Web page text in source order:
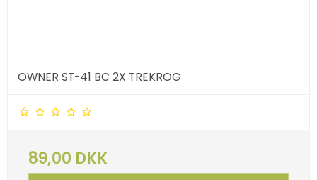
OWNER ST-41 BC 2X TREKROG
89,00 DKK